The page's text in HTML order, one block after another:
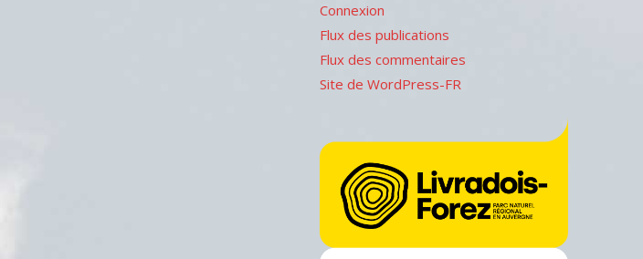
Connexion
Flux des publications
Flux des commentaires
Site de WordPress-FR